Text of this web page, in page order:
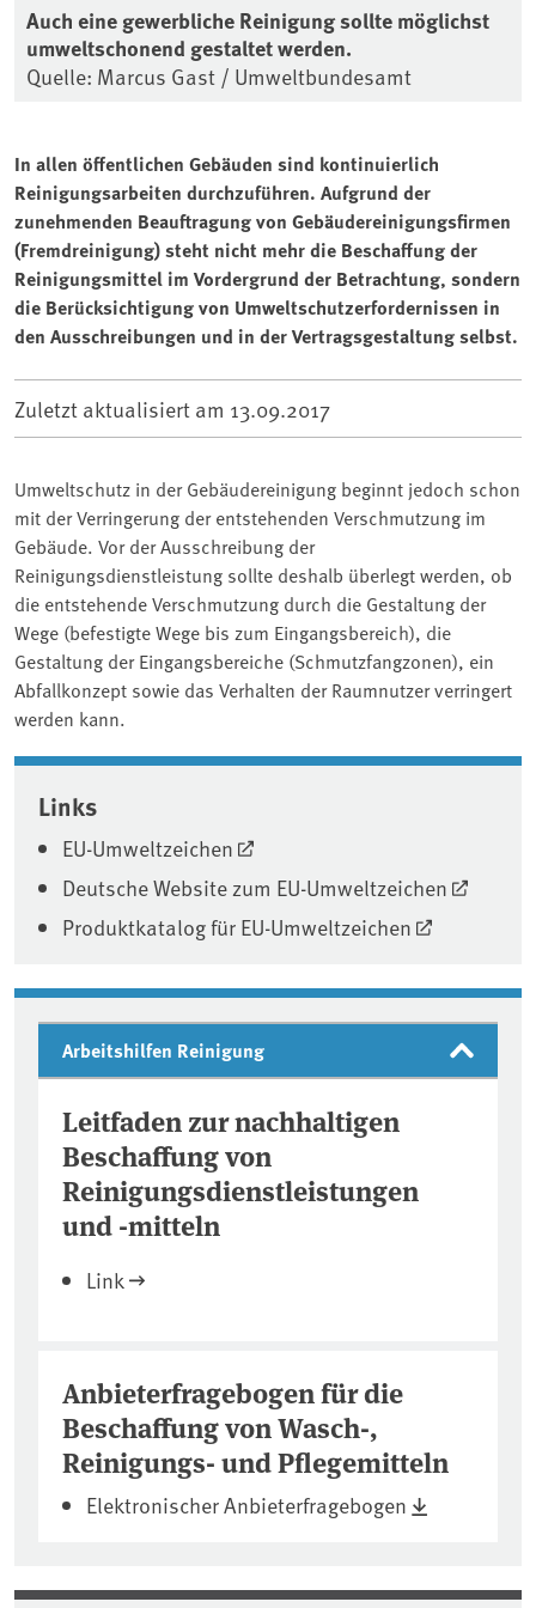
Auch eine gewerbliche Reinigung sollte möglichst
umweltschonend gestaltet werden.
Quelle: Marcus Gast / Umweltbundesamt
In allen öffentlichen Gebäuden sind kontinuierlich
Reinigungsarbeiten durchzuführen. Aufgrund der
zunehmenden Beauftragung von Gebäudereinigungsfirmen
(Fremdreinigung) steht nicht mehr die Beschaffung der
Reinigungsmittel im Vordergrund der Betrachtung, sondern
die Berücksichtigung von Umweltschutzerfordernissen in
den Ausschreibungen und in der Vertragsgestaltung selbst.
Zuletzt aktualisiert am 13.09.2017
Umweltschutz in der Gebäudereinigung beginnt jedoch schon
mit der Verringerung der entstehenden Verschmutzung im
Gebäude. Vor der Ausschreibung der
Reinigungsdienstleistung sollte deshalb überlegt werden, ob
die entstehende Verschmutzung durch die Gestaltung der
Wege (befestigte Wege bis zum Eingangsbereich), die
Gestaltung der Eingangsbereiche (Schmutzfangzonen), ein
Abfallkonzept sowie das Verhalten der Raumnutzer verringert
werden kann.
Associated content
Links
EU-Umweltzeichen
Deutsche Website zum EU-Umweltzeichen
Produktkatalog für EU-Umweltzeichen
Arbeitshilfen Reinigung
Leitfaden zur nachhaltigen
Beschaffung von
Reinigungsdienstleistungen
und -mitteln
Link
Anbieterfragebogen für die
Beschaffung von Wasch-,
Reinigungs- und Pflegemitteln
Elektronischer Anbieterfragebogen